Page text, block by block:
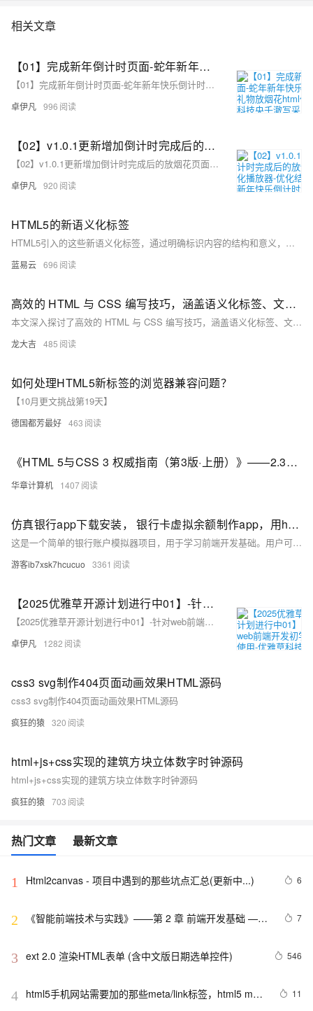
相关文章
【01】完成新年倒计时页面-蛇年新年快乐倒计时领取礼物放烟花html代码优雅草科技央千澈写采用html5+div+CSS+JavaScript-优雅草卓伊凡-做一条关于新年的代码分享给你们-为了C站的分拼一下子
【01】完成新年倒计时页面-蛇年新年快乐倒计时领取礼物放烟花html代码优雅草科技央千澈写采用html5+div+CSS+JavaScript-优雅草卓伊凡-做一条关于新年的代码分享给你们-为了C站的分拼一下子
卓伊凡 996
【02】v1.0.1更新增加倒计时完成后的放烟花页面-优化播放器-优化结构目录-蛇年新年快乐倒计时领取礼物放烟花html代码优雅草科技央千澈写采用html5+div+CSS+JavaScript-优雅草卓伊凡-做一条关于新年的代码分享给你们-为了C站的分拼一下子
【02】v1.0.1更新增加倒计时完成后的放烟花页面-优化播放器-优化结构目录-蛇年新年快乐倒计时领取礼物放烟花html代码优雅草科技央千澈写采用html5+div+CSS+JavaScript-优雅草卓伊凡-做一条关于新年的代码分享给你们-为了C站的分拼一下子
卓伊凡 920
HTML5的新语义化标签
HTML5引入的这些新语义化标签，通过明确标识内容的结构和意义，使得网页结构更加清晰，易于理解和维护。使用这些标签不仅提升了网页的可读性和可访问性，还增强了搜索引擎和辅助技术对网页内容的解析能力。在实际开发中，合理使用这些语义化标签，能够显著提升网页的质量和用户体验。
蓝易云 696
高效的 HTML 与 CSS 编写技巧，涵盖语义化标签、文档结构优化、CSS 预处理、模块化设计、选择器优化、CSS 变量、媒体查询等内容
本文深入探讨了高效的 HTML 与 CSS 编写技巧，涵盖语义化标签、文档结构优化、CSS 预处理、模块化设计、选择器优化、CSS 变量、媒体查询等内容，旨在提升开发效率、网站性能和用户体验。
龙大吉 485
如何处理HTML5新标签的浏览器兼容问题？
【10月更文挑战第19天】
德国都芳最好 463
《HTML 5与CSS 3 权威指南（第3版·上册）》——2.3 新增的属性和废除的属性
华章计算机 1407
仿真银行app下载安装， 银行卡虚拟余额制作app，用html+css+js实现逼真娱乐工具
这是一个简单的银行账户模拟器项目，用于学习前端开发基础。用户可进行存款、取款操作，所有数据存储于浏览器内存中
游客ib7xsk7hcucuo 3361
【2025优雅草开源计划进行中01】-针对web前端开发初学者使用-优雅草科技官网-纯静态页面html+css+JavaScript可直接下载使用-开源-首页为优雅草吴银满工程师原创-优雅草卓伊凡发布
【2025优雅草开源计划进行中01】-针对web前端开发初学者使用-优雅草科技官网-纯静态页面html+css+JavaScript可直接下载使用-开源-首页为优雅草吴银满工程师原创-优雅草卓伊凡发布
卓伊凡 1282
css3 svg制作404页面动画效果HTML源码
css3 svg制作404页面动画效果HTML源码
疯狂的猿 320
html+js+css实现的建筑方块立体数字时钟源码
html+js+css实现的建筑方块立体数字时钟源码
疯狂的猿 703
热门文章 最新文章
1 Html2canvas - 项目中遇到的那些坑点汇总(更新中...) 6
2
《智能前端技术与实践》——第 2 章 前端开发基础 ——
7
3 ext 2.0 渲染HTML表单 (含中文版日期选单控件) 546
4 html5手机网站需要加的那些meta/link标签，html5 meta
11